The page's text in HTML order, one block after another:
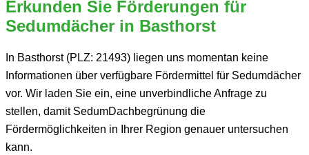
Erkunden Sie Förderungen für
Sedumdächer in Basthorst
In Basthorst (PLZ: 21493) liegen uns momentan keine
Informationen über verfügbare Fördermittel für Sedumdächer
vor. Wir laden Sie ein, eine unverbindliche Anfrage zu
stellen, damit SedumDachbegrünung die
Fördermöglichkeiten in Ihrer Region genauer untersuchen
kann.